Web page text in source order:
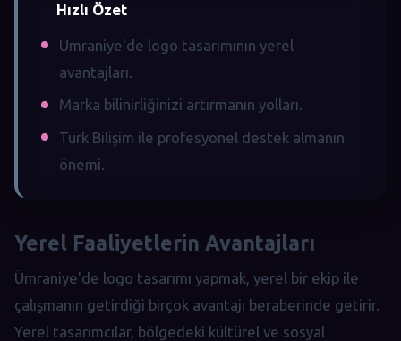
Hızlı Özet
Ümraniye'de logo tasarımının yerel
avantajları.
Marka bilinirliğinizi artırmanın yolları.
Türk Bilişim ile profesyonel destek almanın
önemi.
Yerel Faaliyetlerin Avantajları
Ümraniye'de logo tasarımı yapmak, yerel bir ekip ile
çalışmanın getirdiği birçok avantajı beraberinde getirir.
Yerel tasarımcılar, bölgedeki kültürel ve sosyal